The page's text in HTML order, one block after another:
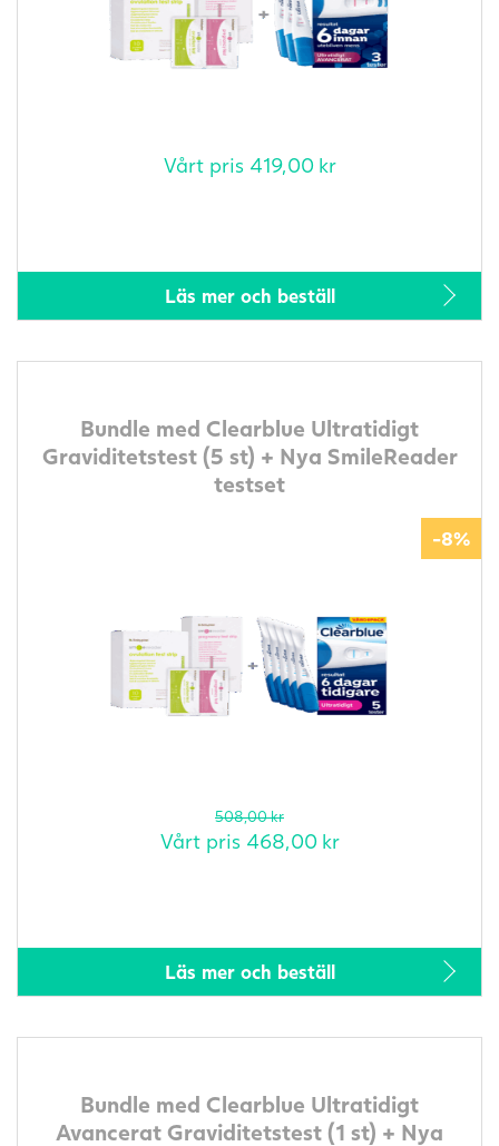
Vårt pris 419,00 kr
Läs mer och beställ
Bundle med Clearblue Ultratidigt
Graviditetstest (5 st) + Nya SmileReader
testset
-8%
508,00kr
Vårt pris 468,00 kr
Läs mer och beställ
Bundle med Clearblue Ultratidigt
Avancerat Graviditetstest (1 st) + Nya